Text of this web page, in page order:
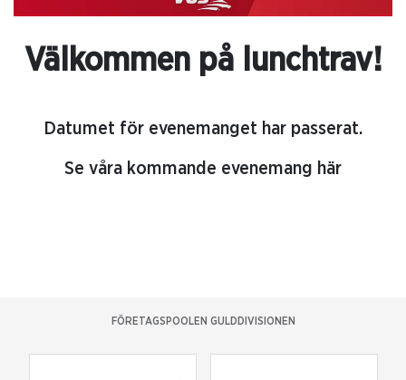
Välkommen på lunchtrav!
Datumet för evenemanget har passerat.
Se våra kommande evenemang här
FÖRETAGSPOOLEN GULDDIVISIONEN